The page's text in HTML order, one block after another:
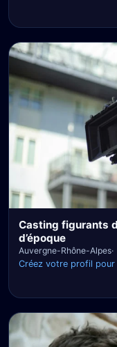
Casting figurants
d’époque
Auvergne-Rhône-Alpes
Créez votre profil